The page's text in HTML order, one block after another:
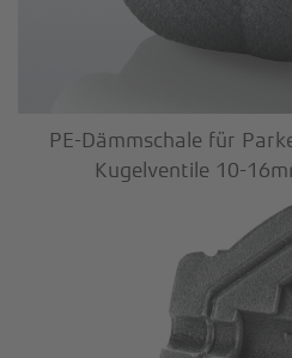
PE-Dämmschale für
Kugelventile 10-